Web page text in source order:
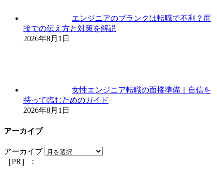
エンジニアのブランクは転職で不利？面
接での伝え方と対策を解説
2026年8月1日
女性エンジニア転職の面接準備｜自信を
持って臨むためのガイド
2026年8月1日
アーカイブ
アーカイブ
［PR］：